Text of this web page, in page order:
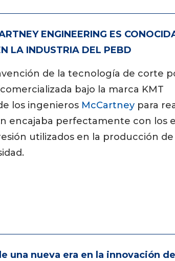
ENGINEERING ES
LA INDUSTRIA DEL PEBD
de la tecnología de corte
bajo la marca KMT
los ingenieros McCartney para
encajaba perfectamente con los
utilizados en la producción de
una nueva era en la innovación del